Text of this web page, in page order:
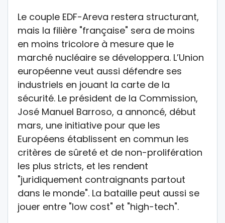
Le couple EDF-Areva restera structurant,
mais la filière "française" sera de moins
en moins tricolore à mesure que le
marché nucléaire se développera. L’Union
européenne veut aussi défendre ses
industriels en jouant la carte de la
sécurité. Le président de la Commission,
José Manuel Barroso, a annoncé, début
mars, une initiative pour que les
Européens établissent en commun les
critères de sûreté et de non-prolifération
les plus stricts, et les rendent
"juridiquement contraignants partout
dans le monde". La bataille peut aussi se
jouer entre "low cost" et "high-tech".